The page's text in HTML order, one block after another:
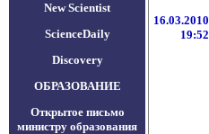
New Scientist
ScienceDaily
Discovery
ОБРАЗОВАНИЕ
Открытое письмо
министру образования
16.03.2010
19:52